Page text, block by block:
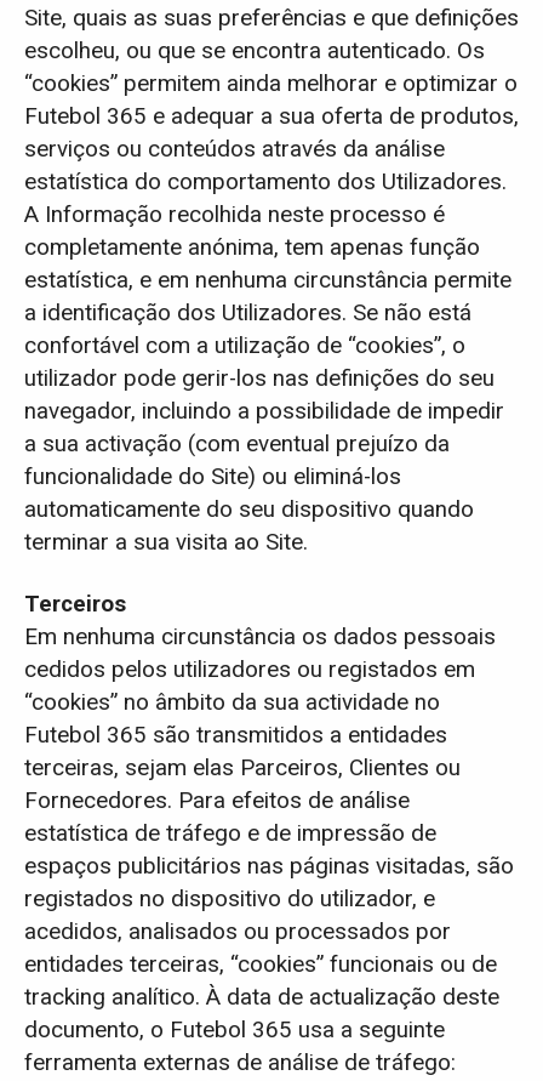
Site, quais as suas preferências e que definições
escolheu, ou que se encontra autenticado. Os
“cookies” permitem ainda melhorar e optimizar o
Futebol 365 e adequar a sua oferta de produtos,
serviços ou conteúdos através da análise
estatística do comportamento dos Utilizadores.
A Informação recolhida neste processo é
completamente anónima, tem apenas função
estatística, e em nenhuma circunstância permite
a identificação dos Utilizadores. Se não está
confortável com a utilização de “cookies”, o
utilizador pode gerir-los nas definições do seu
navegador, incluindo a possibilidade de impedir
a sua activação (com eventual prejuízo da
funcionalidade do Site) ou eliminá-los
automaticamente do seu dispositivo quando
terminar a sua visita ao Site.
Terceiros
Em nenhuma circunstância os dados pessoais
cedidos pelos utilizadores ou registados em
“cookies” no âmbito da sua actividade no
Futebol 365 são transmitidos a entidades
terceiras, sejam elas Parceiros, Clientes ou
Fornecedores. Para efeitos de análise
estatística de tráfego e de impressão de
espaços publicitários nas páginas visitadas, são
registados no dispositivo do utilizador, e
acedidos, analisados ou processados por
entidades terceiras, “cookies” funcionais ou de
tracking analítico. À data de actualização deste
documento, o Futebol 365 usa a seguinte
ferramenta externas de análise de tráfego: